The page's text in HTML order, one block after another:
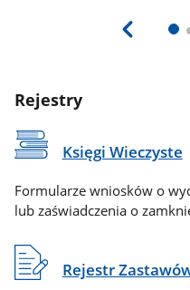
Rejestry
Księgi Wieczyste
Formularze wniosków o
lub zaświadczenia o
Rejestr